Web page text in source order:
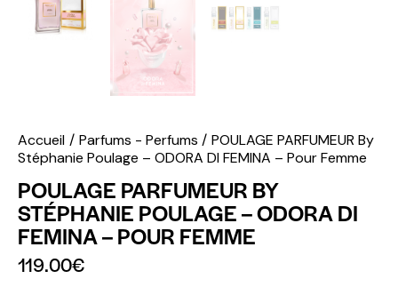
Accueil Parfums - Perfums
POULAGE PARFUMEUR By
Stéphanie Poulage – ODORA DI FEMINA – Pour Femme
POULAGE PARFUMEUR BY
STÉPHANIE POULAGE – ODORA DI
FEMINA – POUR FEMME
119.00€